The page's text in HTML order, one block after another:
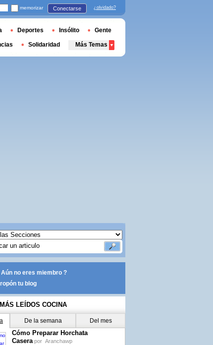
Aún no eres miembro ?
tu blog
LEÍDOS COCINA
De la semana Del mes
Cómo Preparar Horchata
Casera por Aranchawp
memorizar Conectarse ¿olvidado?
Deportes Insólito Gente
Solidaridad Más Temas